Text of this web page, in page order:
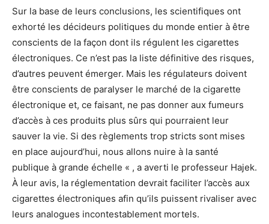
Sur la base de leurs conclusions, les scientifiques ont
exhorté les décideurs politiques du monde entier à être
conscients de la façon dont ils régulent les cigarettes
électroniques. Ce n’est pas la liste définitive des risques,
d’autres peuvent émerger. Mais les régulateurs doivent
être conscients de paralyser le marché de la cigarette
électronique et, ce faisant, ne pas donner aux fumeurs
d’accès à ces produits plus sûrs qui pourraient leur
sauver la vie. Si des règlements trop stricts sont mises
en place aujourd’hui, nous allons nuire à la santé
publique à grande échelle « , a averti le professeur Hajek.
À leur avis, la réglementation devrait faciliter l’accès aux
cigarettes électroniques afin qu’ils puissent rivaliser avec
leurs analogues incontestablement mortels.